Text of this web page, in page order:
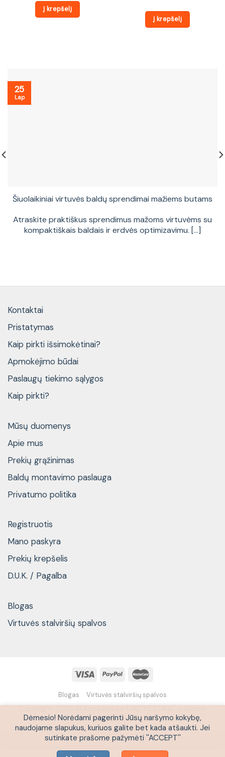
Į krepšelį
Į krepšelį
Šiuolaikiniai virtuvės baldų sprendimai mažiems butams
Atraskite praktiškus sprendimus mažoms virtuvėms su
kompaktiškais baldais ir erdvės optimizavimu. [...]
25
Lap
Kontaktai
Pristatymas
Kaip pirkti išsimokėtinai?
Apmokėjimo būdai
Paslaugų tiekimo sąlygos
Kaip pirkti?
Mūsų duomenys
Apie mus
Prekių grąžinimas
Baldų montavimo paslauga
Privatumo politika
Registruotis
Mano paskyra
Prekių krepšelis
D.U.K. / Pagalba
Blogas
Virtuvės stalviršių spalvos
Blogas Virtuvės stalviršių spalvos
Copyright 2026 © Kopijuoti be UAB''KETORA'' sutikimo
draudžiama
Dėmesio! Norėdami pagerinti Jūsų naršymo kokybę,
naudojame slapukus, kuriuos galite bet kada atšaukti. Jei
sutinkate prašome pažymėti ''ACCEPT''